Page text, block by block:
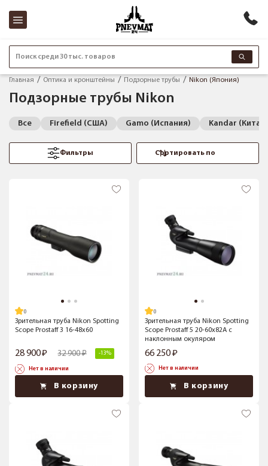
Поиск среди 30 тыс. товаров
Главная Оптика и кронштейны Подзорные трубы Nikon (Япония)
Подзорные трубы Nikon
Все Firefield (США) Gamo (Испания) Kandar (Китай)
Фильтры
Зрительная труба Nikon Spotting
Scope Prostaff 3 16-48x60
28 900 32 900 -13%
Нет в наличии
В корзину
Зрительная труба Nikon Spotting
Scope Prostaff 5 20-60x82A с
наклонным окуляром
66 250
Нет в наличии
В корзину